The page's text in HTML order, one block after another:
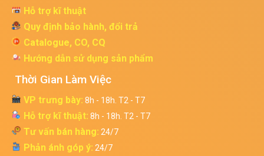
Hỗ trợ kĩ thuật
Quy định bảo hành, đổi trả
Catalogue, CO, CQ
Hướng dẫn sử dụng sản phẩm
Thời Gian Làm Việc
VP trưng bày: 8h - 18h. T2 - T7
Hỗ trợ kĩ thuật: 8h - 18h. T2 - T7
Tư vấn bán hàng: 24/7
Phản ánh góp ý: 24/7